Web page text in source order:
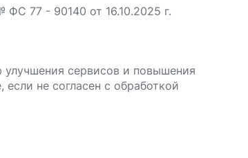
77 - 90140 от 16.10.2025 г.
улучшения сервисов и повышения
не согласен с обработкой